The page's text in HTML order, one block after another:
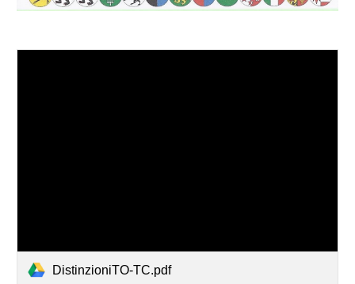
DistinzioniTO-TC.pdf